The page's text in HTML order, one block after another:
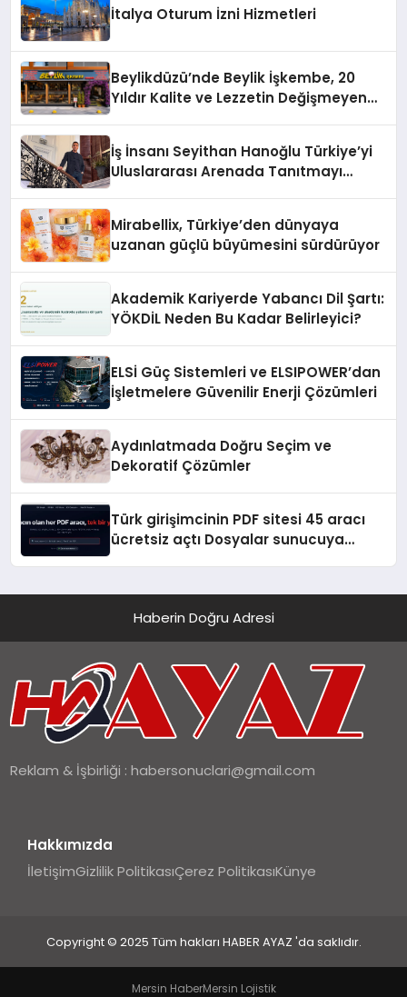
İtalya Oturum İzni Hizmetleri
Beylikdüzü’nde Beylik İşkembe, 20
Yıldır Kalite ve Lezzetin Değişmeyen
İş İnsanı Seyithan Hanoğlu Türkiye’yi
Uluslararası Arenada Tanıtmayı
Mirabellix, Türkiye’den dünyaya
uzanan güçlü büyümesini sürdürüyor
Akademik Kariyerde Yabancı Dil Şartı:
YÖKDİL Neden Bu Kadar Belirleyici?
ELSİ Güç Sistemleri ve ELSIPOWER’dan
İşletmelere Güvenilir Enerji Çözümleri
Aydınlatmada Doğru Seçim ve
Dekoratif Çözümler
Türk girişimcinin PDF sitesi 45 aracı
ücretsiz açtı Dosyalar sunucuya
Haberin Doğru Adresi
Reklam & İşbirliği :habersonuclari@gmail.com
Hakkımızda
İletişimGizlilik PolitikasıÇerez PolitikasıKünye
Copyright © 2025 Tüm hakları HABER AYAZ 'da saklıdır.
Mersin HaberMersin Lojistik